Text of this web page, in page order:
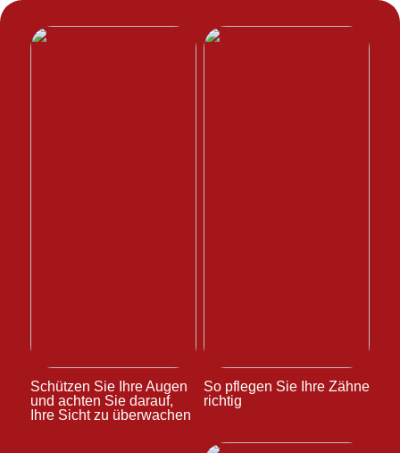
Schützen Sie Ihre Augen
und achten Sie darauf,
Ihre Sicht zu überwachen
So pflegen Sie Ihre Zähne
richtig